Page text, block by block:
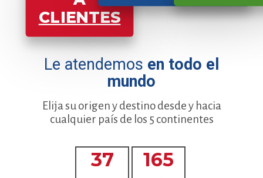
CLIENTES
Le atendemos en todo el
mundo
Elija su origen y destino desde y hacia
cualquier país de los 5 continentes
37 165